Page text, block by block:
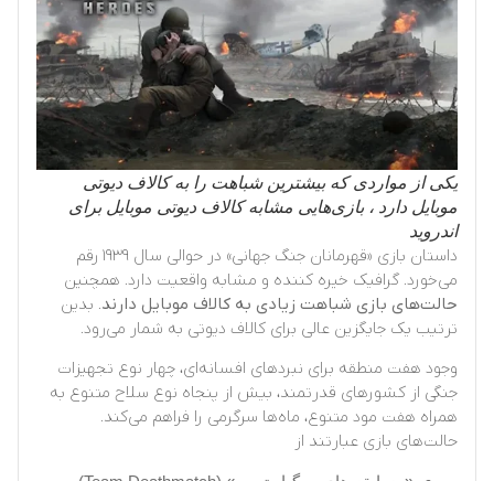
یکی از مواردی که بیشترین شباهت را به کالاف دیوتی
موبایل دارد ، بازی‌هایی مشابه کالاف دیوتی موبایل برای
اندروید
داستان بازی «قهرمانان جنگ جهانی» در حوالی سال ۱۹۳۹ رقم
می‌خورد. گرافیک خیره کننده و مشابه واقعیت دارد. همچنین
حالت‌های بازی شباهت زیادی به کالاف موبایل دارند. بدین
ترتیب یک جایگزین عالی برای کالاف دیوتی به شمار می‌رود.
وجود هفت منطقه برای نبردهای افسانه‌ای، چهار نوع تجهیزات
جنگی از کشورهای قدرتمند، بیش از پنجاه نوع سلاح متنوع به
همراه هفت مود متنوع، ماه‌ها سرگرمی را فراهم می‌کند.
حالت‌های بازی عبارتند از